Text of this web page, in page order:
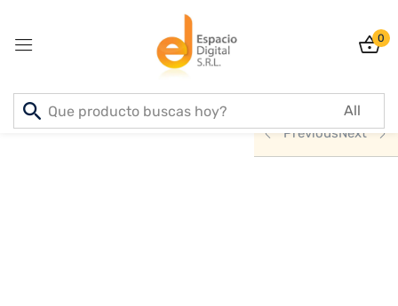
0
Inicio PRODUCTOS
INFORMATICA
PreviousNext
Sign in